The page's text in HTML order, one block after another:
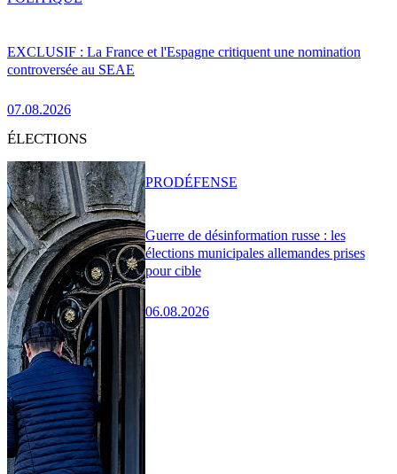
EXCLUSIF : La France et l'Espagne critiquent une nomination
controversée au SEAE
07.08.2026
ÉLECTIONS
Guerre de désinformation russe : les
élections municipales allemandes prises
pour cible
06.08.2026
PRODÉFENSE